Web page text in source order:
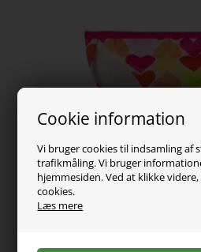
Cookie information
Vi bruger cookies til indsamling af
trafikmåling. Vi bruger
hjemmesiden. Ved at klikke
cookies.
Læs mere